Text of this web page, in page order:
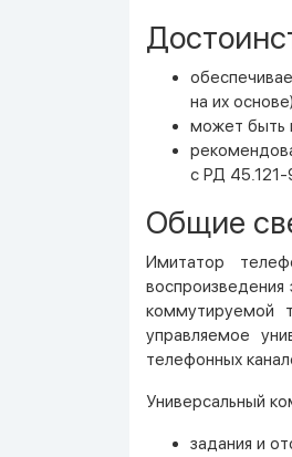
на их
может быть
с РД 45.121-
Общие
Имитатор
воспроизведения
коммутируемой
управляемое
телефонных
Универсальный
задания и